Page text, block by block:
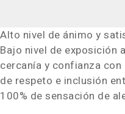
Alto nivel de ánimo y
Bajo nivel de exposición
cercanía y confianza
de respeto e inclusión
100% de sensación de